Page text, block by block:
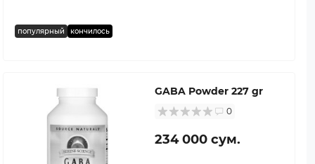
популярный кончилось
GABA Powder 227 gr
0
234 000 сум.